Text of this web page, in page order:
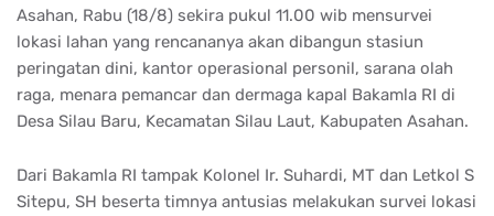
Asahan, Rabu (18/8) sekira pukul 11.00 wib mensurvei
lokasi lahan yang rencananya akan dibangun stasiun
peringatan dini, kantor operasional personil, sarana olah
raga, menara pemancar dan dermaga kapal Bakamla RI di
Desa Silau Baru, Kecamatan Silau Laut, Kabupaten Asahan.
Dari Bakamla RI tampak Kolonel Ir. Suhardi, MT dan Letkol S
Sitepu, SH beserta timnya antusias melakukan survei lokasi